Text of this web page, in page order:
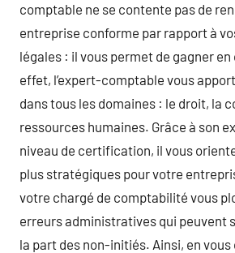
comptable ne se contente pas de
entreprise conforme par rapport à
légales : il vous permet de gagner
effet, l’expert-comptable vous
dans tous les domaines : le droit, la
ressources humaines. Grâce à son
niveau de certification, il vous
plus stratégiques pour votre
votre chargé de comptabilité vous
erreurs administratives qui peuvent
la part des non-initiés. Ainsi, en